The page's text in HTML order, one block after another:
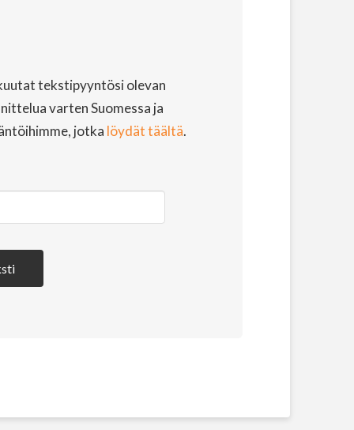
tekstipyyntösi olevan
varten Suomessa ja
jotka löydät täältä.